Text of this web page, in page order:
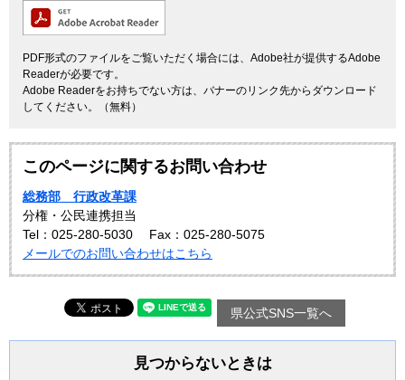
PDF形式のファイルをご覧いただく場合には、Adobe社が提供するAdobe
Readerが必要です。
Adobe Readerをお持ちでない方は、バナーのリンク先からダウンロード
してください。（無料）
このページに関するお問い合わせ
総務部 行政改革課
分権・公民連携担当
Tel：025-280-5030
Fax：025-280-5075
メールでのお問い合わせはこちら
県公式SNS一覧へ
見つからないときは